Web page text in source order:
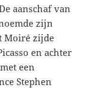
aanschaf van
zijn
Moiré zijde
en achter
een
Stephen